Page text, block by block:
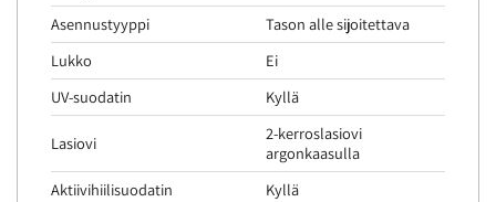
Asennustyyppi
Tason alle sijoitettava
Lukko
Ei
UV-suodatin
Kyllä
Lasiovi
2-kerroslasiovi
argonkaasulla
Aktiivihiilisuodatin
Kyllä